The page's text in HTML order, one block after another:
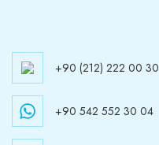
+90 (212) 222 00 30
+90 542 552 30 04